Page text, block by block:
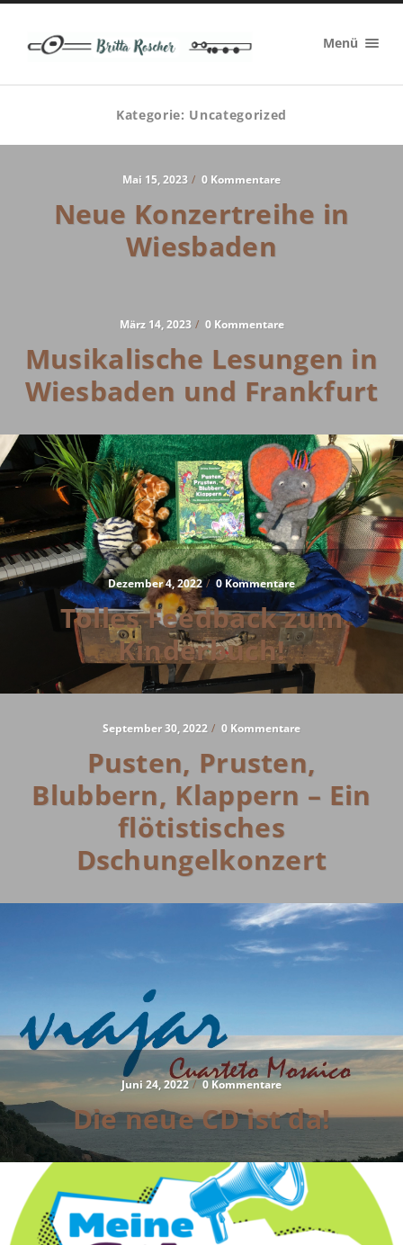
Britta
Roscher
Menü
Kategorie: Uncategorized
Mai 15, 2023 / 0 Kommentare
Neue Konzertreihe in
Wiesbaden
März 14, 2023 / 0 Kommentare
Musikalische Lesungen in
Wiesbaden und Frankfurt
Dezember 4, 2022 / 0 Kommentare
Tolles Feedback zum
Kinderbuch!
September 30, 2022 / 0 Kommentare
Pusten, Prusten,
Blubbern, Klappern – Ein
flötistisches
Dschungelkonzert
Juni 24, 2022 / 0 Kommentare
Die neue CD ist da!